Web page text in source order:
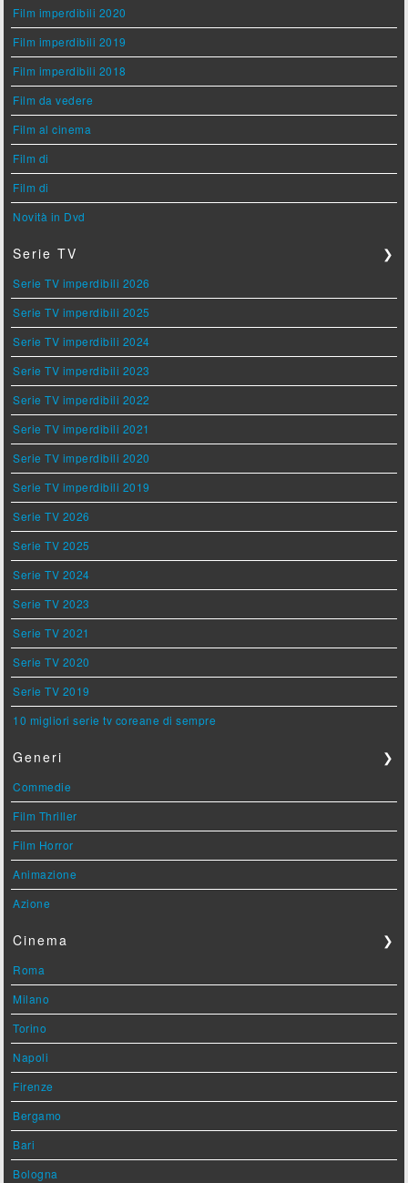
Film imperdibili 2020
Film imperdibili 2019
Film imperdibili 2018
Film da vedere
Film al cinema
Film di
Film di
Novità in Dvd
Serie TV ❯
Serie TV imperdibili 2026
Serie TV imperdibili 2025
Serie TV imperdibili 2024
Serie TV imperdibili 2023
Serie TV imperdibili 2022
Serie TV imperdibili 2021
Serie TV imperdibili 2020
Serie TV imperdibili 2019
Serie TV 2026
Serie TV 2025
Serie TV 2024
Serie TV 2023
Serie TV 2021
Serie TV 2020
Serie TV 2019
10 migliori serie tv coreane di sempre
Generi ❯
Commedie
Film Thriller
Film Horror
Animazione
Azione
Cinema ❯
Roma
Milano
Torino
Napoli
Firenze
Bergamo
Bari
Bologna